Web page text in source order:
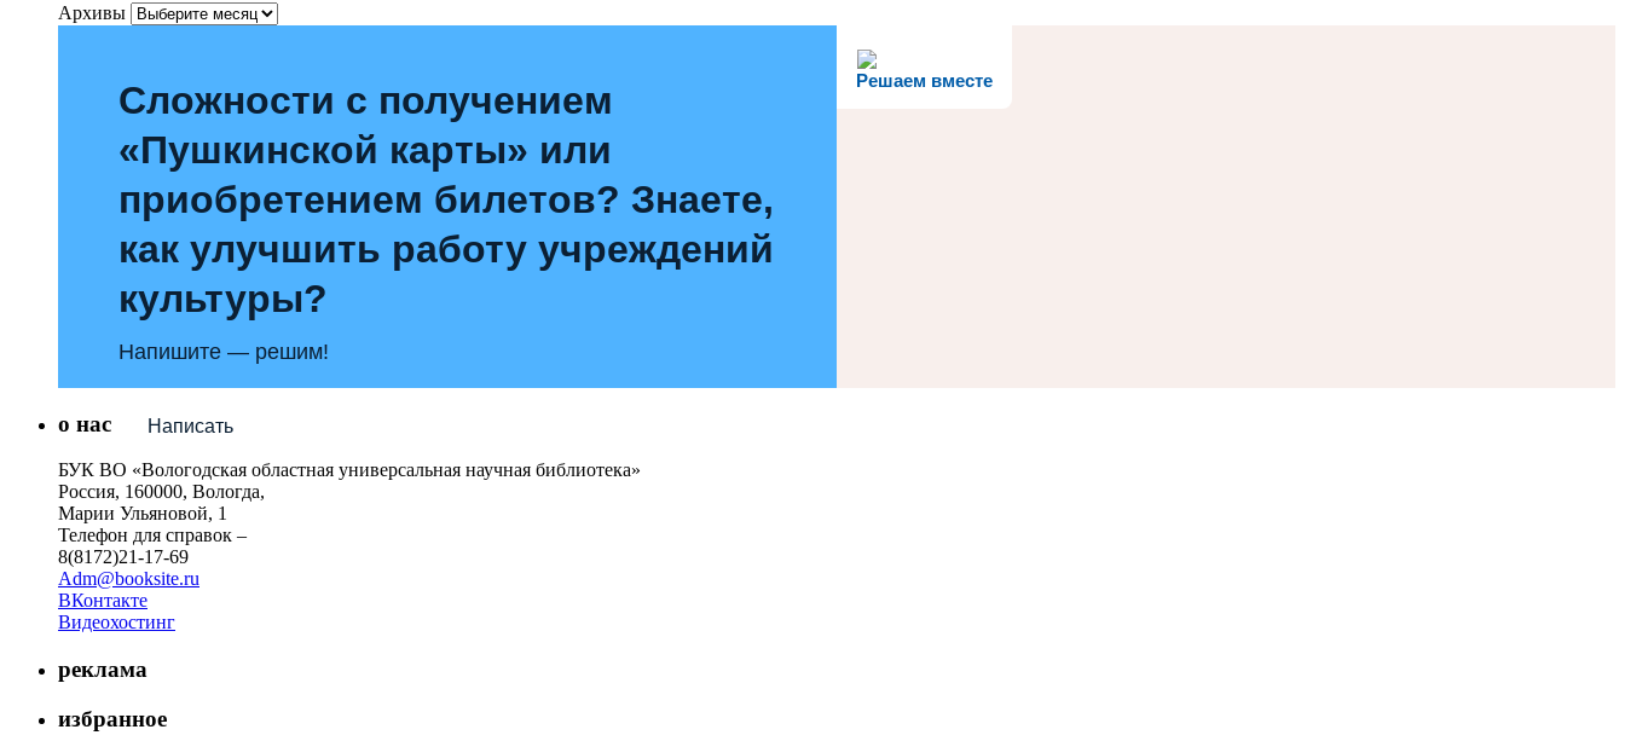
Архивы
Решаем вместе
Сложности с получением
«Пушкинской карты» или
приобретением билетов? Знаете,
как улучшить работу учреждений
культуры?
Напишите — решим!
Написать
о нас
БУК ВО «Вологодская областная универсальная научная библиотека»
Россия, 160000, Вологда,
Марии Ульяновой, 1
Телефон для справок –
8(8172)21-17-69
Adm@booksite.ru
ВКонтакте
Видеохостинг
реклама
избранное